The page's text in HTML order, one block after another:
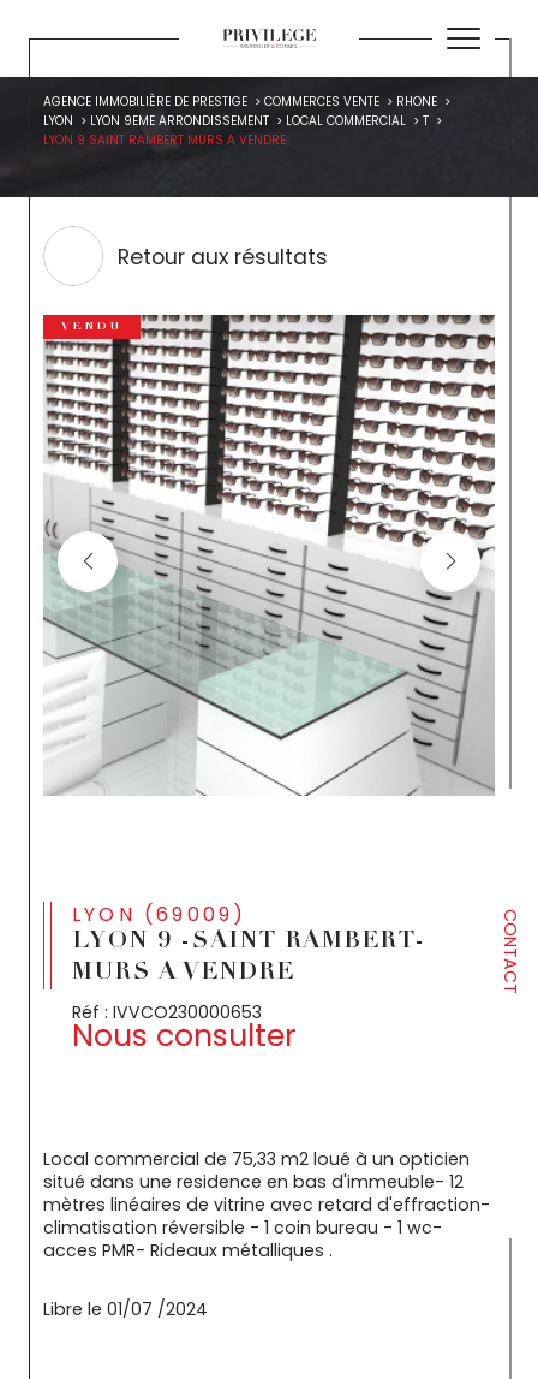
CONTACT
AGENCE IMMOBILIÈRE DE PRESTIGE COMMERCES VENTE
RHONE
LYON
LYON 9EME ARRONDISSEMENT LOCAL COMMERCIAL
T
LYON 9 SAINT RAMBERT MURS A VENDRE
Retour aux résultats
VENDU
LYON (69009)
LYON 9 -SAINT RAMBERT-
MURS A VENDRE
Réf : IVVCO230000653
Nous consulter
Local commercial de 75,33 m2 loué à un opticien
situé dans une residence en bas d'immeuble- 12
mètres linéaires de vitrine avec retard d'effraction-
climatisation réversible - 1 coin bureau - 1 wc-
acces PMR- Rideaux métalliques .
Libre le 01/07 /2024